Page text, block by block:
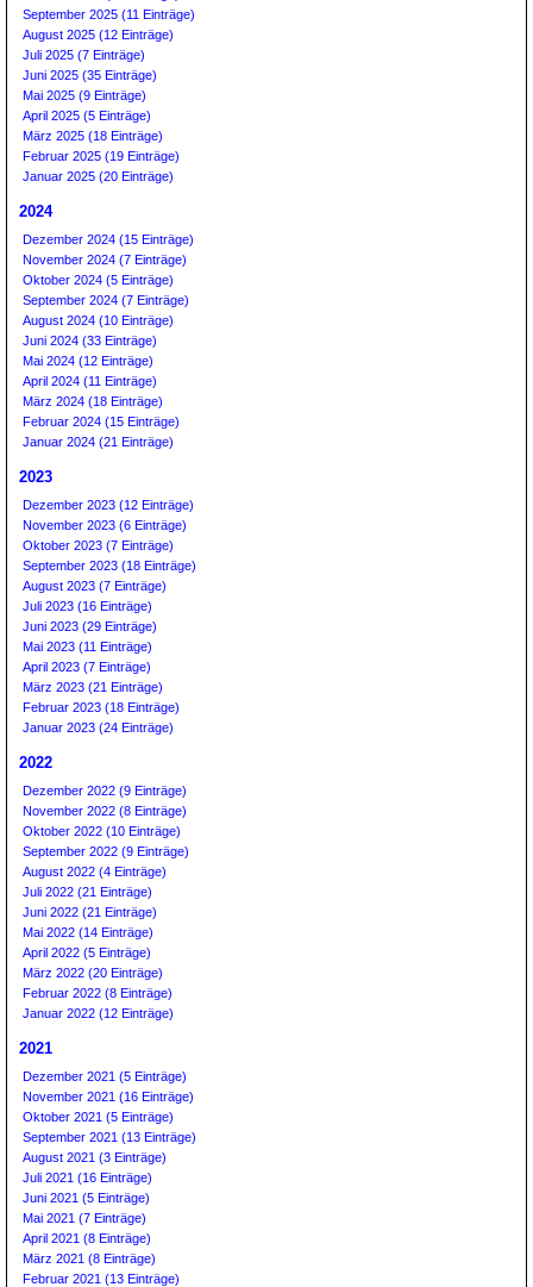
September 2025 (11 Einträge)
August 2025 (12 Einträge)
Juli 2025 (7 Einträge)
Juni 2025 (35 Einträge)
Mai 2025 (9 Einträge)
April 2025 (5 Einträge)
März 2025 (18 Einträge)
Februar 2025 (19 Einträge)
Januar 2025 (20 Einträge)
2024
Dezember 2024 (15 Einträge)
November 2024 (7 Einträge)
Oktober 2024 (5 Einträge)
September 2024 (7 Einträge)
August 2024 (10 Einträge)
Juni 2024 (33 Einträge)
Mai 2024 (12 Einträge)
April 2024 (11 Einträge)
März 2024 (18 Einträge)
Februar 2024 (15 Einträge)
Januar 2024 (21 Einträge)
2023
Dezember 2023 (12 Einträge)
November 2023 (6 Einträge)
Oktober 2023 (7 Einträge)
September 2023 (18 Einträge)
August 2023 (7 Einträge)
Juli 2023 (16 Einträge)
Juni 2023 (29 Einträge)
Mai 2023 (11 Einträge)
April 2023 (7 Einträge)
März 2023 (21 Einträge)
Februar 2023 (18 Einträge)
Januar 2023 (24 Einträge)
2022
Dezember 2022 (9 Einträge)
November 2022 (8 Einträge)
Oktober 2022 (10 Einträge)
September 2022 (9 Einträge)
August 2022 (4 Einträge)
Juli 2022 (21 Einträge)
Juni 2022 (21 Einträge)
Mai 2022 (14 Einträge)
April 2022 (5 Einträge)
März 2022 (20 Einträge)
Februar 2022 (8 Einträge)
Januar 2022 (12 Einträge)
2021
Dezember 2021 (5 Einträge)
November 2021 (16 Einträge)
Oktober 2021 (5 Einträge)
September 2021 (13 Einträge)
August 2021 (3 Einträge)
Juli 2021 (16 Einträge)
Juni 2021 (5 Einträge)
Mai 2021 (7 Einträge)
April 2021 (8 Einträge)
März 2021 (8 Einträge)
Februar 2021 (13 Einträge)